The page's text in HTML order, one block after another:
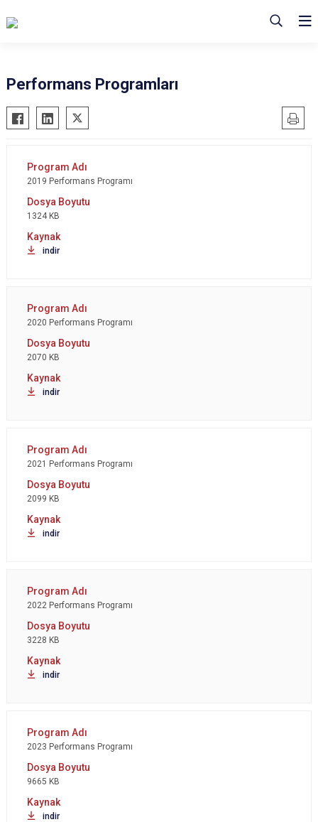
Performans Programları
2019 Performans Programı
1324 KB
indir
2020 Performans Programı
2070 KB
indir
2021 Performans Programı
2099 KB
indir
2022 Performans Programı
3228 KB
indir
2023 Performans Programı
9665 KB
indir